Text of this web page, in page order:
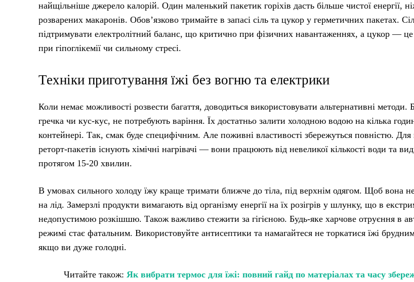
найщільніше джерело калорій. Один маленький пакетик горіхів дасть більше чистої енергії,
розварених макаронів. Обов’язково тримайте в запасі сіль та цукор у герметичних пакетах.
підтримувати електролітний баланс, що критично при фізичних навантаженнях, а цукор —
при гіпоглікемії чи сильному стресі.
Техніки приготування їжі без вогню та електрики
Коли немає можливості розвести багаття, доводиться використовувати альтернативні методи.
гречка чи кус-кус, не потребують варіння. Їх достатньо залити холодною водою на кілька
контейнері. Так, смак буде специфічним. Але поживні властивості збережуться повністю. Для
реторт-пакетів існують хімічні нагрівачі — вони працюють від невеликої кількості води та
протягом 15-20 хвилин.
В умовах сильного холоду їжу краще тримати ближче до тіла, під верхнім одягом. Щоб вона
на лід. Замерзлі продукти вимагають від організму енергії на їх розігрів у шлунку, що в
недопустимою розкішшю. Також важливо стежити за гігієною. Будь-яке харчове отруєння в
режимі стає фатальним. Використовуйте антисептики та намагайтеся не торкатися їжі
якщо ви дуже голодні.
Читайте також: Як вибрати термос для їжі: повний гайд по матеріалах та часу